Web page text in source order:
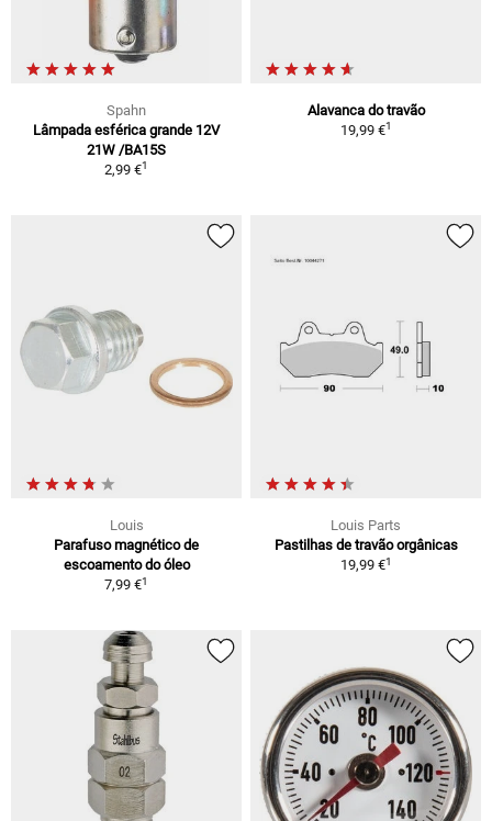
Spahn
Lâmpada esférica grande 12V
21W /BA15S
2,99 €1
Alavanca do travão
19,99 €1
Louis
Parafuso magnético de
escoamento do óleo
7,99 €1
Louis Parts
Pastilhas de travão orgânicas
19,99 €1